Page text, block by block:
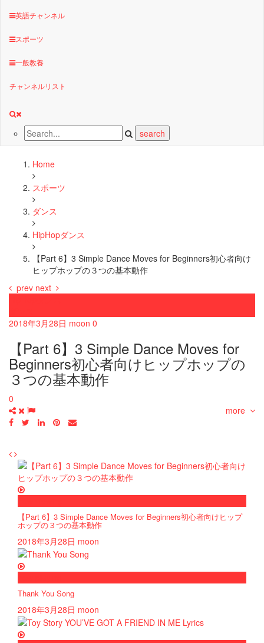
英語チャンネル
スポーツ
一般教養
チャンネルリスト
Home
スポーツ
ダンス
HipHopダンス
【Part 6】3 Simple Dance Moves for Beginners初心者向け
ヒップホップの３つの基本動作
prev next
2018年3月28日 moon 0
【Part 6】3 Simple Dance Moves for
Beginners初心者向けヒップホップの
３つの基本動作
0
more
【Part 6】3 Simple Dance Moves for Beginners初心者向けヒップ
ホップの３つの基本動作
2018年3月28日 moon
Thank You Song
2018年3月28日 moon